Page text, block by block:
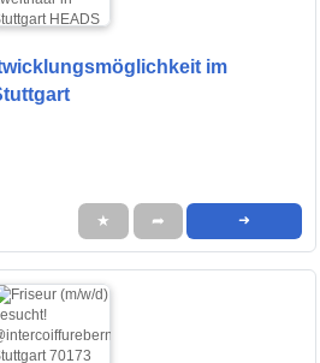
im
★ ➦ ➜